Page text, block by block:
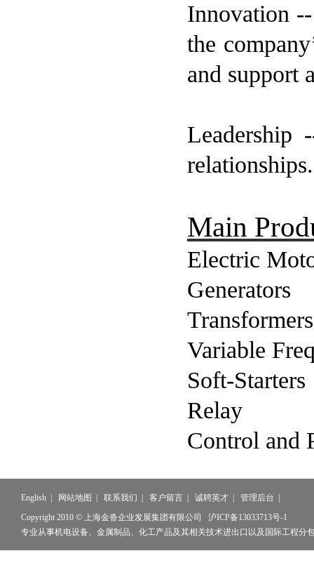
Innovation
the
and support
Leadership
relationships.
Main
Electric
Generators
Transformers
Variable
Soft-Starters
Relay
Control and
English 网站地图 联系我们 客户留言 诚聘英才 管理后台
Copyright 2010 © 上海金沓企业发展集团有限公司
沪ICP备13033713号-1
专业从事机电设备、金属制品、化工产品及其相关技术进出口以及国际工程分